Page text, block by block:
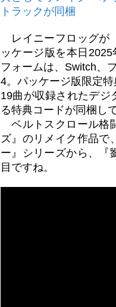
トラックが同梱
レイニーフロッグが
ッケージ版を本日
フォームは、Switch、
4。パッケージ版限定
19曲が収録されたデジ
る特典コードが同梱し
ベルトスクロール格
ズ』のリメイク作品で
ー』シリーズから、『
目ですね。